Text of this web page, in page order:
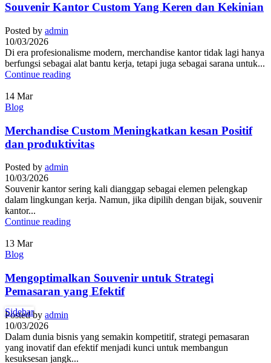
Souvenir Kantor Custom Yang Keren dan Kekinian
Posted by admin
10/03/2026
Di era profesionalisme modern, merchandise kantor tidak lagi hanya
berfungsi sebagai alat bantu kerja, tetapi juga sebagai sarana untuk...
Continue reading
14 Mar
Blog
Merchandise Custom Meningkatkan kesan Positif
dan produktivitas
Posted by admin
10/03/2026
Souvenir kantor sering kali dianggap sebagai elemen pelengkap
dalam lingkungan kerja. Namun, jika dipilih dengan bijak, souvenir
kantor...
Continue reading
13 Mar
Blog
Mengoptimalkan Souvenir untuk Strategi
Pemasaran yang Efektif
Posted by admin
10/03/2026
Dalam dunia bisnis yang semakin kompetitif, strategi pemasaran
yang inovatif dan efektif menjadi kunci untuk membangun
kesuksesan jangk...
Sidebar